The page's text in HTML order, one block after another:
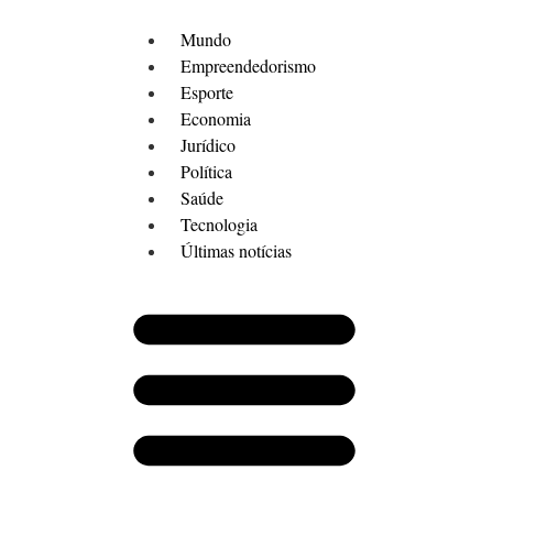
Mundo
Empreendedorismo
Esporte
Economia
Jurídico
Política
Saúde
Tecnologia
Últimas notícias